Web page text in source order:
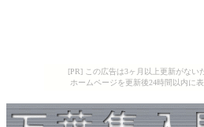
[PR] この広告は3ヶ月以上更新がない
ホームページを更新後24時間以内に